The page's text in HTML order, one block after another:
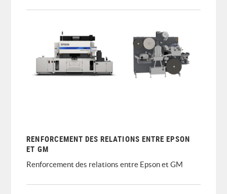
RENFORCEMENT DES RELATIONS ENTRE EPSON
ET GM
Renforcement des relations entre Epson et GM